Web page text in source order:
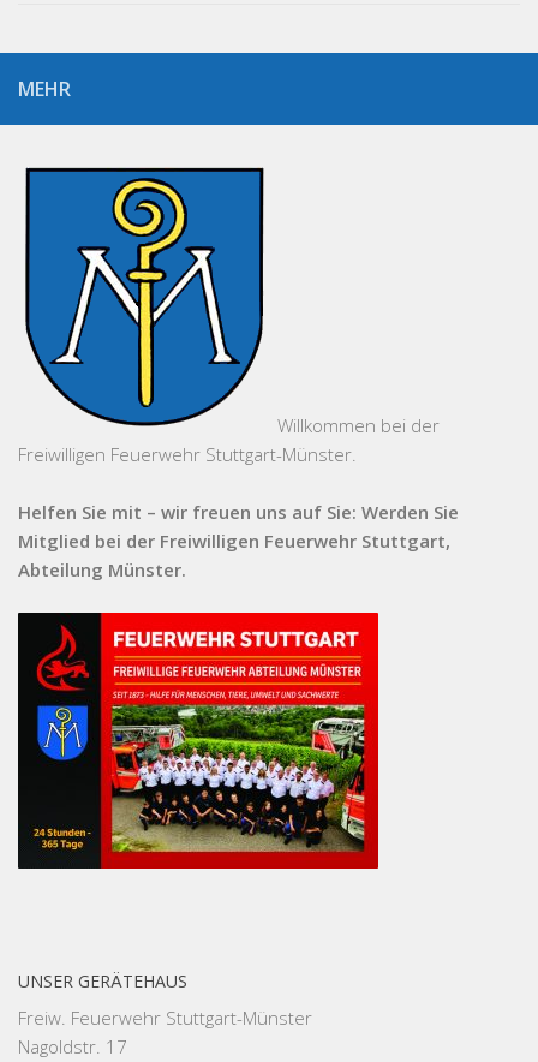
MEHR
Willkommen bei der
Freiwilligen Feuerwehr Stuttgart-Münster.
Helfen Sie mit – wir freuen uns auf Sie: Werden Sie
Mitglied bei der Freiwilligen Feuerwehr Stuttgart,
Abteilung Münster.
UNSER GERÄTEHAUS
Freiw. Feuerwehr Stuttgart-Münster
Nagoldstr. 17